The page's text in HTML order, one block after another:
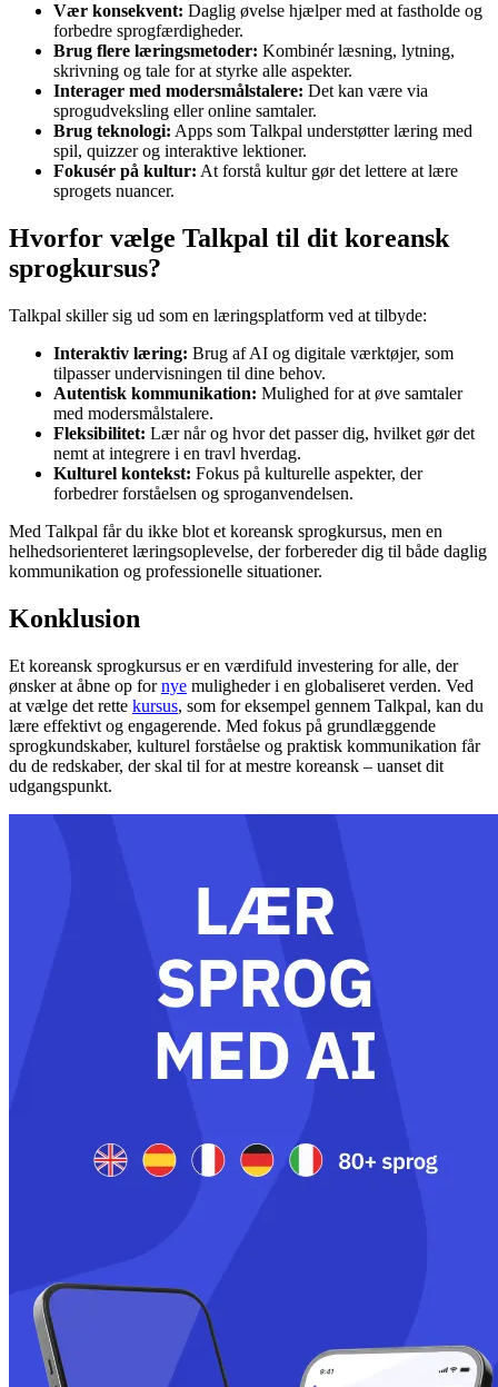
Vær konsekvent: Daglig øvelse hjælper med at fastholde og
forbedre sprogfærdigheder.
Brug flere læringsmetoder: Kombinér læsning, lytning,
skrivning og tale for at styrke alle aspekter.
Interager med modersmålstalere: Det kan være via
sprogudveksling eller online samtaler.
Brug teknologi: Apps som Talkpal understøtter læring med
spil, quizzer og interaktive lektioner.
Fokusér på kultur: At forstå kultur gør det lettere at lære
sprogets nuancer.
Hvorfor vælge Talkpal til dit koreansk
sprogkursus?
Talkpal skiller sig ud som en læringsplatform ved at tilbyde:
Interaktiv læring: Brug af AI og digitale værktøjer, som
tilpasser undervisningen til dine behov.
Autentisk kommunikation: Mulighed for at øve samtaler
med modersmålstalere.
Fleksibilitet: Lær når og hvor det passer dig, hvilket gør det
nemt at integrere i en travl hverdag.
Kulturel kontekst: Fokus på kulturelle aspekter, der
forbedrer forståelsen og sproganvendelsen.
Med Talkpal får du ikke blot et koreansk sprogkursus, men en
helhedsorienteret læringsoplevelse, der forbereder dig til både daglig
kommunikation og professionelle situationer.
Konklusion
Et koreansk sprogkursus er en værdifuld investering for alle, der
ønsker at åbne op fornye muligheder i en globaliseret verden. Ved
at vælge det rette kursus, som for eksempel gennem Talkpal, kan du
lære effektivt og engagerende. Med fokus på grundlæggende
sprogkundskaber, kulturel forståelse og praktisk kommunikation får
du de redskaber, der skal til for at mestre koreansk – uanset dit
udgangspunkt.